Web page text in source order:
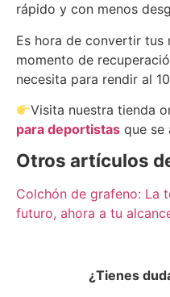
rápido y con menos
Es hora de convertir tus
momento de
necesita para rendir al
Visita nuestra tienda
para deportistas que se
Otros artículos
Colchón de grafeno: La
futuro, ahora a tu
¿Tienes